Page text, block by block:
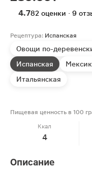
4.782 оценки · 9
Рецептура: Испанская
Овощи по-
Испанская
Итальянская
Пищевая ценность в 100
Ккал
4
Описание